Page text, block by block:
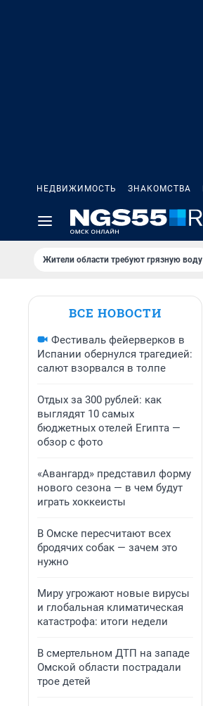
НЕДВИЖИМОСТЬ ЗНАКОМСТВА
Жители области требуют грязную воду
ВСЕ НОВОСТИ
Фестиваль фейерверков в
Испании обернулся трагедией:
салют взорвался в толпе
Отдых за 300 рублей: как
выглядят 10 самых
бюджетных отелей Египта —
обзор с фото
«Авангард» представил форму
нового сезона — в чем будут
играть хоккеисты
В Омске пересчитают всех
бродячих собак — зачем это
нужно
Миру угрожают новые вирусы
и глобальная климатическая
катастрофа: итоги недели
В смертельном ДТП на западе
Омской области пострадали
трое детей